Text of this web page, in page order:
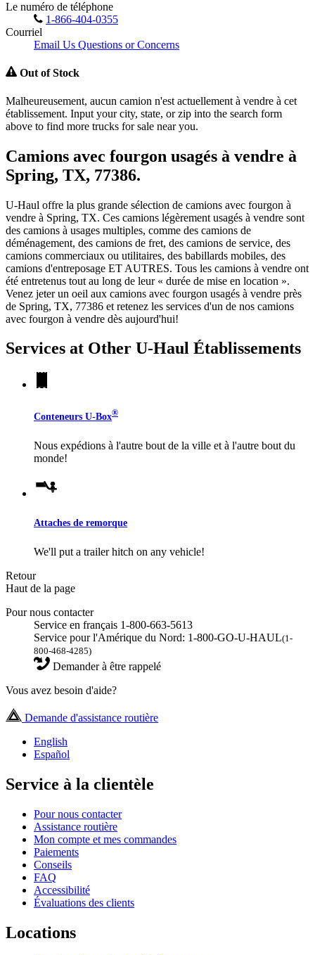
Le numéro de téléphone
1-866-404-0355
Courriel
Email Us Questions or Concerns
Out of Stock
Malheureusement, aucun camion n'est actuellement à vendre à cet
établissement. Input your city, state, or zip into the search form
above to find more trucks for sale near you.
Camions avec fourgon usagés à vendre à
Spring, TX, 77386.
U-Haul offre la plus grande sélection de camions avec fourgon à
vendre à Spring, TX. Ces camions légèrement usagés à vendre sont
des camions à usages multiples, comme des camions de
déménagement, des camions de fret, des camions de service, des
camions commerciaux ou utilitaires, des babillards mobiles, des
camions d'entreposage ET AUTRES. Tous les camions à vendre ont
été entretenus tout au long de leur « durée de mise en location ».
Venez jeter un oeil aux camions avec fourgon usagés à vendre près
de Spring, TX, 77386 et retenez les services d'un de nos camions
avec fourgon à vendre dès aujourd'hui!
Services at Other U-Haul Établissements
Conteneurs U-Box®
Nous expédions à l'autre bout de la ville et à l'autre bout du
monde!
Attaches de remorque
We'll put a trailer hitch on any vehicle!
Retour
Haut de la page
Pour nous contacter
Service en français 1-800-663-5613
Service pour l'Amérique du Nord: 1-800-GO-U-HAUL(1-
800-468-4285)
Demander à être rappelé
Vous avez besoin d'aide?
Demande d'assistance routière
English
Español
Service à la clientèle
Pour nous contacter
Assistance routière
Mon compte et mes commandes
Paiements
Conseils
FAQ
Accessibilité
Évaluations des clients
Locations